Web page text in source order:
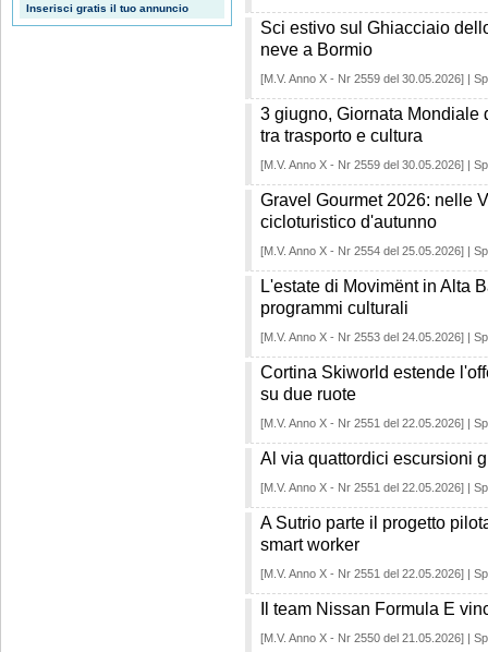
Inserisci gratis il tuo annuncio
Sci estivo sul Ghiacciaio
neve a Bormio
[M.V. Anno X - Nr 2559 del 30.05.2026] |
3 giugno, Giornata
tra trasporto e cultura
[M.V. Anno X - Nr 2559 del 30.05.2026] |
Gravel Gourmet 2026: nelle
cicloturistico d'autunno
[M.V. Anno X - Nr 2554 del 25.05.2026] |
L'estate di Movimënt in Alta
programmi culturali
[M.V. Anno X - Nr 2553 del 24.05.2026] |
Cortina Skiworld estende
su due ruote
[M.V. Anno X - Nr 2551 del 22.05.2026] |
Al via quattordici escursioni
[M.V. Anno X - Nr 2551 del 22.05.2026] |
A Sutrio parte il progetto
smart worker
[M.V. Anno X - Nr 2551 del 22.05.2026] |
Il team Nissan Formula E
[M.V. Anno X - Nr 2550 del 21.05.2026] |